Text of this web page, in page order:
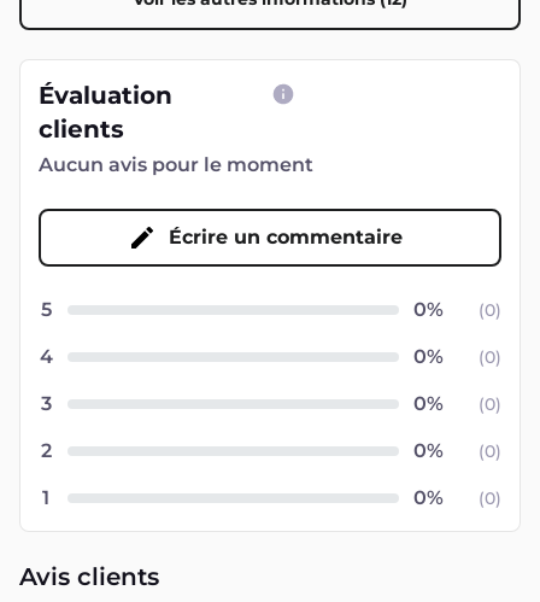
Évaluation
clients
Aucun avis pour le moment
Écrire un commentaire
5 (0)
4 (0)
3 (0)
2 (0)
1 (0)
Avis clients